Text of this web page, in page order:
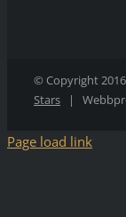
© Copyright
Stars |
Page load link